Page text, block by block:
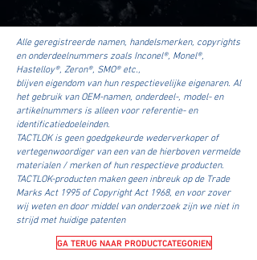
Alle geregistreerde namen, handelsmerken, copyrights
en onderdeelnummers zoals Inconel®, Monel®,
Hastelloy®, Zeron®, SMO® etc.,
blijven eigendom van hun respectievelijke eigenaren. Al
het gebruik van OEM-namen, onderdeel-, model- en
artikelnummers is alleen voor referentie- en
identificatiedoeleinden.
TACTLOK is geen goedgekeurde wederverkoper of
vertegenwoordiger van een van de hierboven vermelde
materialen / merken of hun respectieve producten.
TACTLOK-producten maken geen inbreuk op de Trade
Marks Act 1995 of Copyright Act 1968, en voor zover
wij weten en door middel van onderzoek zijn we niet in
strijd met huidige patenten
GA TERUG NAAR PRODUCTCATEGORIEN